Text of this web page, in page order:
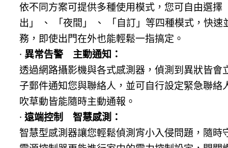
依不同方案可提供多種使用模式，您可自由選擇
出」 、 「夜間」 、 「自訂」等四種模式，快速
務，即使出門在外也能輕鬆一指搞定。
· 異常告警 主動通知：
透過網路攝影機與各式感測器，偵測到異狀皆會
子郵件通知您與聯絡人，並可自行設定緊急聯絡
吹草動皆能隨時主動通報。
· 遠端控制 智慧感測：
智慧型感測器讓您輕鬆偵測宵小入侵問題，隨時